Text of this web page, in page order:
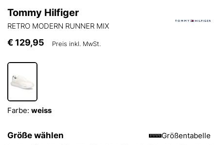
Tommy Hilfiger
RETRO MODERN RUNNER MIX
€ 129,95 Preis inkl. MwSt.
Farbe: weiss
Größe wählen Größentabelle